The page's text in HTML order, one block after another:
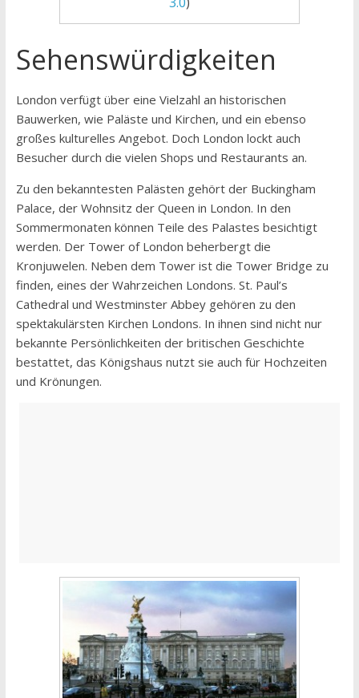
Sehenswürdigkeiten
London verfügt über eine Vielzahl an historischen
Bauwerken, wie Paläste und Kirchen, und ein ebenso
großes kulturelles Angebot. Doch London lockt auch
Besucher durch die vielen Shops und Restaurants an.
Zu den bekanntesten Palästen gehört der Buckingham
Palace, der Wohnsitz der Queen in London. In den
Sommermonaten können Teile des Palastes besichtigt
werden. Der Tower of London beherbergt die
Kronjuwelen. Neben dem Tower ist die Tower Bridge zu
finden, eines der Wahrzeichen Londons. St. Paul’s
Cathedral und Westminster Abbey gehören zu den
spektakulärsten Kirchen Londons. In ihnen sind nicht nur
bekannte Persönlichkeiten der britischen Geschichte
bestattet, das Königshaus nutzt sie auch für Hochzeiten
und Krönungen.